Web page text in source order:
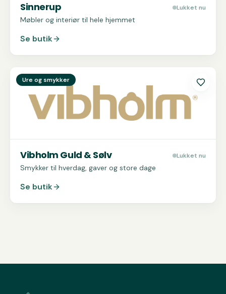
Sinnerup Lukket nu
Møbler og interiør til hele hjemmet
Se butik
SeVibholm Guld & Sølv
Ure og smykker
Vibholm Guld & Sølv Lukket nu
Smykker til hverdag, gaver og store dage
Se butik